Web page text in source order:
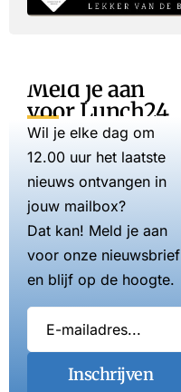
Meld je aan
voor Lunch24
Wil je elke dag om
12.00 uur het laatste
nieuws ontvangen in
jouw mailbox?
Dat kan! Meld je aan
voor onze nieuwsbrief
en blijf op de hoogte.
Inschrijven